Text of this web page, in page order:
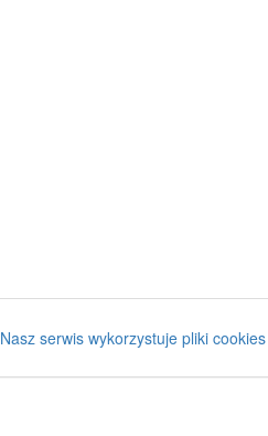
Nasz serwis wykorzystuje pliki